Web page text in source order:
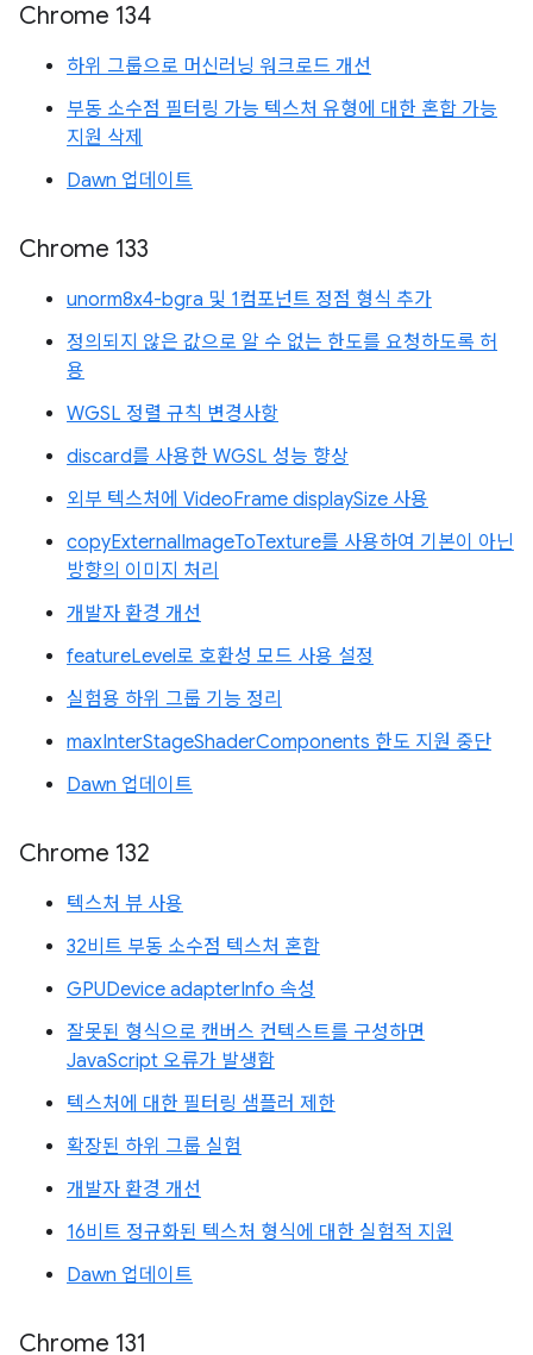
Chrome 134
하위 그룹으로 머신러닝 워크로드 개선
부동 소수점 필터링 가능 텍스처 유형에 대한 혼합 가능
지원 삭제
Dawn 업데이트
Chrome 133
unorm8x4-bgra 및 1컴포넌트 정점 형식 추가
정의되지 않은 값으로 알 수 없는 한도를 요청하도록 허
용
WGSL 정렬 규칙 변경사항
discard를 사용한 WGSL 성능 향상
외부 텍스처에 VideoFrame displaySize 사용
copyExternalImageToTexture를 사용하여 기본이 아닌
방향의 이미지 처리
개발자 환경 개선
featureLevel로 호환성 모드 사용 설정
실험용 하위 그룹 기능 정리
maxInterStageShaderComponents 한도 지원 중단
Dawn 업데이트
Chrome 132
텍스처 뷰 사용
32비트 부동 소수점 텍스처 혼합
GPUDevice adapterInfo 속성
잘못된 형식으로 캔버스 컨텍스트를 구성하면
JavaScript 오류가 발생함
텍스처에 대한 필터링 샘플러 제한
확장된 하위 그룹 실험
개발자 환경 개선
16비트 정규화된 텍스처 형식에 대한 실험적 지원
Dawn 업데이트
Chrome 131